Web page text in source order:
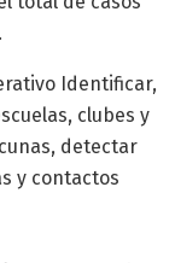
Identificar,
clubes y
detectar
y contactos